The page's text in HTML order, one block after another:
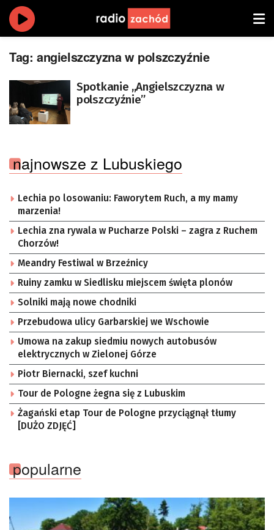
Tag: angielszczyzna w polszczyźnie
Spotkanie ,,Angielszczyzna w
polszczyźnie”
najnowsze z Lubuskiego
Lechia po losowaniu: Faworytem Ruch, a my mamy
marzenia!
Lechia zna rywala w Pucharze Polski – zagra z Ruchem
Chorzów!
Meandry Festiwal w Brzeźnicy
Ruiny zamku w Siedlisku miejscem święta plonów
Solniki mają nowe chodniki
Przebudowa ulicy Garbarskiej we Wschowie
Umowa na zakup siedmiu nowych autobusów
elektrycznych w Zielonej Górze
Piotr Biernacki, szef kuchni
Tour de Pologne żegna się z Lubuskim
Żagański etap Tour de Pologne przyciągnął tłumy
[DUŻO ZDJĘĆ]
popularne